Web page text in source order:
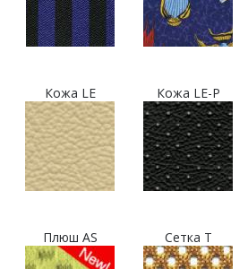
Кожа LE Кожа LE-P
Плюш AS Сетка T